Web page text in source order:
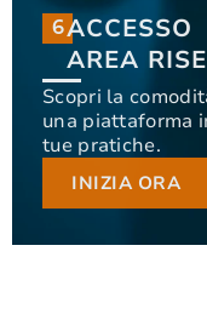
6ACCESSO
AREA
Scopri la
una piattaforma
tue pratiche.
INIZIA ORA
6
ACCESSO
AREA
Scopri la
piattaforma
INIZIA ORA